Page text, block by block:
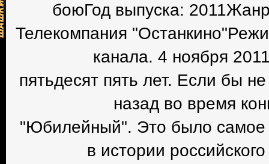
боюГод выпуска:
Телекомпания
канала. 4 ноября
пятьдесят пять лет. Если бы
назад во время
"Юбилейный". Это было самое
в истории